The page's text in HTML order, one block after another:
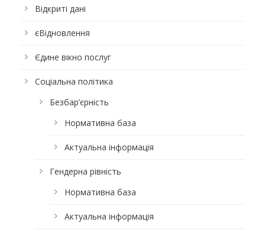
Відкриті дані
єВідновлення
Єдине вікно послуг
Соціальна політика
Безбар’єрність
Нормативна база
Актуальна інформація
Гендерна рівність
Нормативна база
Актуальна інформація